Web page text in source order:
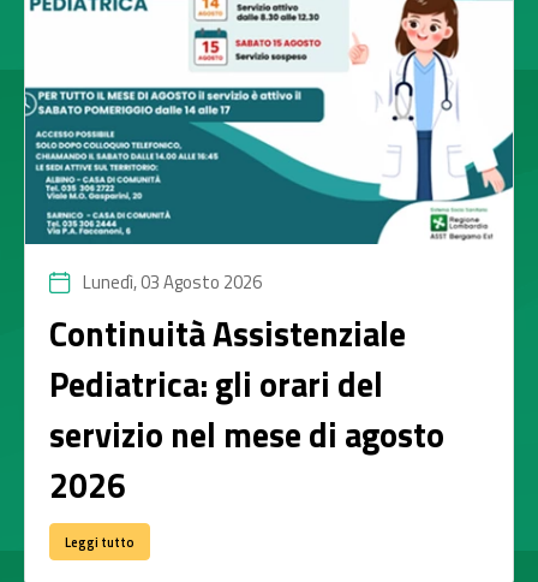
Lunedì, 03 Agosto 2026
Continuità Assistenziale
Pediatrica: gli orari del
servizio nel mese di agosto
2026
Leggi tutto